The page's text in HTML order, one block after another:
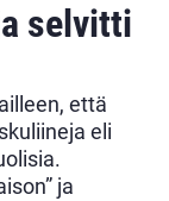
selvitti
että
eli
ja